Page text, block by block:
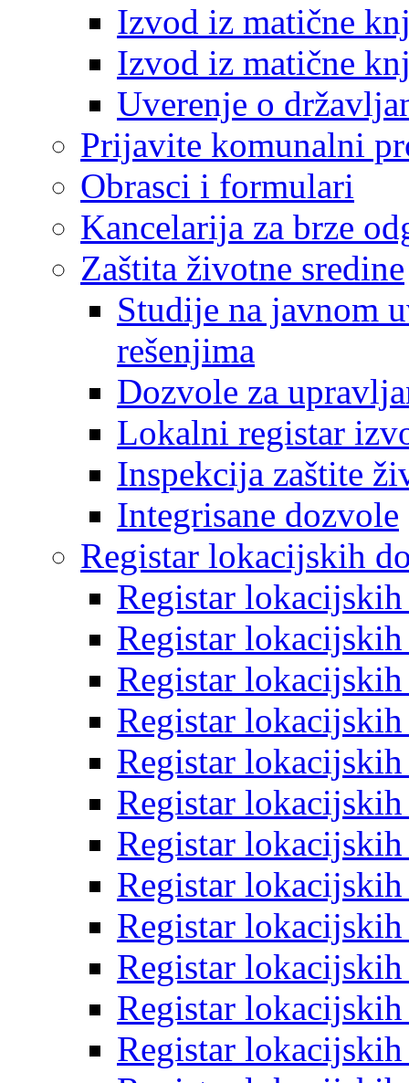
Izvod iz matične
Izvod iz matične
Uverenje o
Prijavite komunalni
Obrasci i formulari
Kancelarija za brze
Zaštita životne sredine
Studije na javnom
rešenjima
Dozvole za
Lokalni registar
Inspekcija zaštite
Integrisane dozvole
Registar lokacijskih
Registar
Registar
Registar
Registar
Registar
Registar
Registar
Registar
Registar
Registar
Registar
Registar